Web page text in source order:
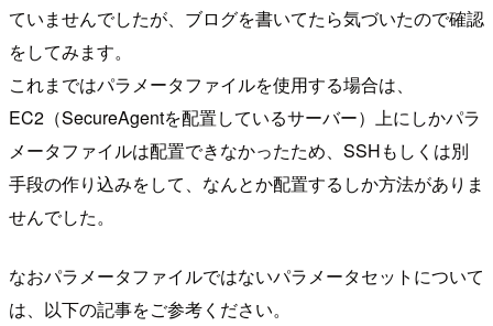
ていませんでしたが、ブログを書いてたら気づいたので確認
をしてみます。
これまではパラメータファイルを使用する場合は、
EC2（SecureAgentを配置しているサーバー）上にしかパラ
メータファイルは配置できなかったため、SSHもしくは別
手段の作り込みをして、なんとか配置するしか方法がありま
せんでした。
なおパラメータファイルではないパラメータセットについて
は、以下の記事をご参考ください。